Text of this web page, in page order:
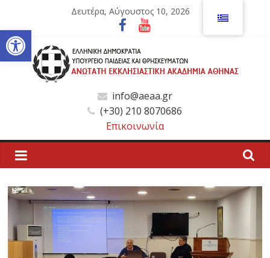
Ανοίξτε τη γραμμή εργαλείων
περιεχόμενο
Δευτέρα, Αύγουστος 10, 2026
Ανώτατη
Εκκλησιαστική
Ακαδημία
Αθηνών
Ανώτατη
Εκκλησιαστική
Ακαδημία
info@aeaa.gr
(+30) 210 8070686
Επικοινωνία